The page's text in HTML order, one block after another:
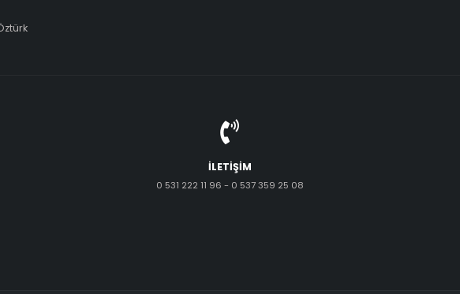
İLETIŞIM
0 531 222 11 96 - 0 537 359 25 08